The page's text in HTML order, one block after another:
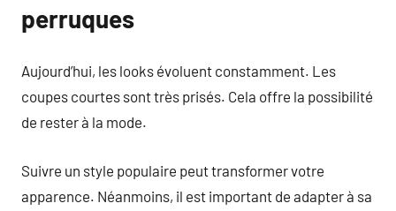
perruques
Aujourd’hui, les looks évoluent constamment. Les
coupes courtes sont très prisés. Cela offre la possibilité
de rester à la mode.
Suivre un style populaire peut transformer votre
apparence. Néanmoins, il est important de adapter à sa